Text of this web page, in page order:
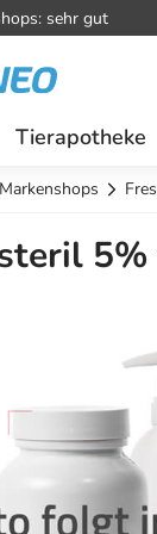
sehr gut
Tierapotheke
Markenshops